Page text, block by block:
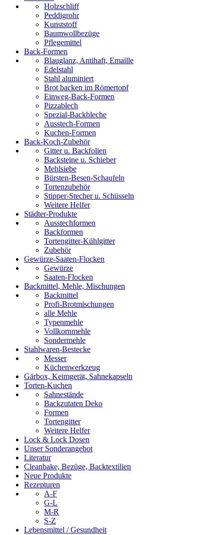
Holzschliff
Peddigrohr
Kunststoff
Baumwollbezüge
Pflegemittel
Back-Formen
Blauglanz, Antihaft, Emaille
Edelstahl
Stahl aluminiert
Brot backen im Römertopf
Einweg-Back-Formen
Pizzablech
Spezial-Backbleche
Ausstech-Formen
Kuchen-Formen
Back-Koch-Zubehör
Gitter u. Backfolien
Backsteine u. Schieber
Mehlsiebe
Bürsten-Besen-Schaufeln
Tortenzubehör
Stipper-Stecher u. Schüsseln
Weitere Helfer
Städter-Produkte
Ausstechformen
Backformen
Tortengitter-Kühlgitter
Zubehör
Gewürze-Saaten-Flocken
Gewürze
Saaten-Flocken
Backmittel, Mehle, Mischungen
Backmittel
Profi-Brotmischungen
alle Mehle
Typenmehle
Vollkornmehle
Sondermehle
Stahlwaren-Bestecke
Messer
Küchenwerkzeug
Gärbox, Keimgerät, Sahnekapseln
Torten-Kuchen
Sahnestände
Backzutaten Deko
Formen
Tortengitter
Weitere Helfer
Lock & Lock Dosen
Unser Sonderangebot
Literatur
Cleanbake, Bezüge, Backtextilien
Neue Produkte
Rezepturen
A-F
G-L
M-R
S-Z
Lebensmittel / Gesundheit